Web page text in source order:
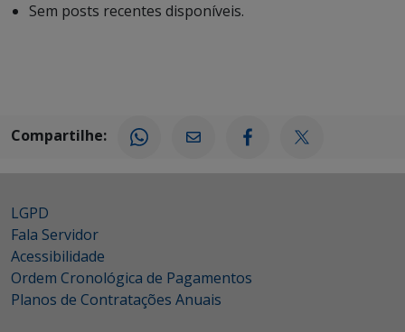
Sem posts recentes disponíveis.
Compartilhe:
LGPD
Fala Servidor
Acessibilidade
Ordem Cronológica de Pagamentos
Planos de Contratações Anuais